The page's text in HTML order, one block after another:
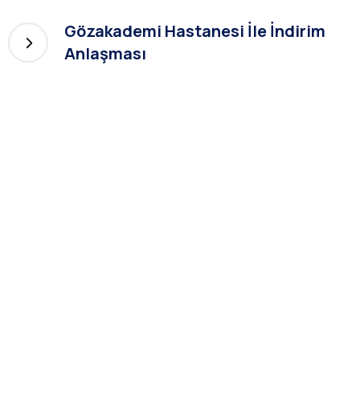
Gözakademi Hastanesi İle İndirim
Anlaşması